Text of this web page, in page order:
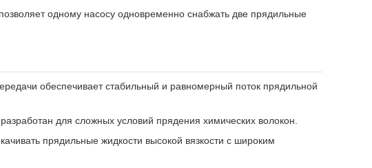
одному насосу одновременно снабжать две прядильные
обеспечивает стабильный и равномерный поток прядильной
для сложных условий прядения химических волокон.
прядильные жидкости высокой вязкости с широким